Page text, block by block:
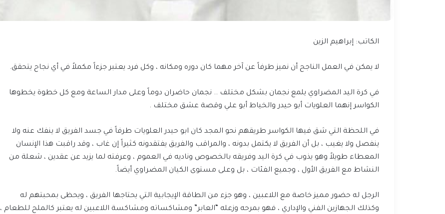
الكاتب: إبراهيم الزين
لا يمكن في العمل الناجح أن نميز طرفاً عن آخر مهما كان دوره ومكانه ، وكل فرد يعتبر جزءاً مكملاً في أي نجاح يتحقق.
في كرة اليد المضراوي يلمع نجمان بشكل مختلف .. نجمان حاضران دوماً وعلى مدار الساعة ومع كل خطوة يخطوها
الكواسر إنهما العلويات أبو حيدر والخياط أبو علي وقصة عشق مختلف .
في اللحظة التي شق فيها الكواسر طريقهم نحو المجد كان ابو حيدر العلويات طرفاً في جسد الفريق لا ينفك عنه ولا
ينفصل ولا يغيب ، بل أن الفريق لا يكتمل بدونه ، والمراقب والفريق يفتقدونه كثيراً إن غاب ، وقد راقبت هذا الإنسان
المعطاء طويلاً وهو يذوب في كرة اليد وفريقه بالخصوص وناديه في العموم ، وعرفته لما يزيد عن عقدين ، شعلة من
النشاط مع الفريق الأول ، وجميع الفئات ، بل وعلى مستوى الكيان المضراوي أيضاً.
الرجل له حضور مميز خاصة مع اللاعبين ، وهو جزء من الطاقة الإيجابية التي يحتاجها الفريق ، ويحظى بمحبتهم له
وكذلك الجهازين الفني والإداري ، فهو بمرحه وزعله “العابر” ومشاكساته ومشاكسة اللاعبين له يعتبر كالملح للطعام ،